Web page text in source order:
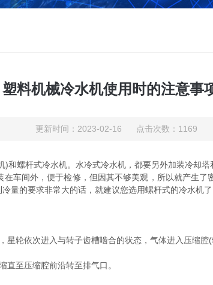
塑料机械冷水机使用时的注意事
更新时间：2023-02-16 点击次数：1169
和螺杆式冷水机。水冷式冷水机，都要另外加装冷却
车间外，便于检修，但因其不够美观，所以就产生
量的要求非常大的话，就建议您选用螺杆式的冷水机了
依次进入与转子齿槽啮合的状态，气体进入压缩腔(
至压缩腔前沿转至排气口。